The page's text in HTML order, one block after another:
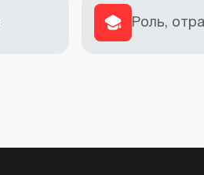
Роль,